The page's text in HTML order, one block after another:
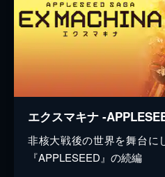
エクスマキナ -
非核大戦後の世界を舞台に
『APPLESEED』の続編